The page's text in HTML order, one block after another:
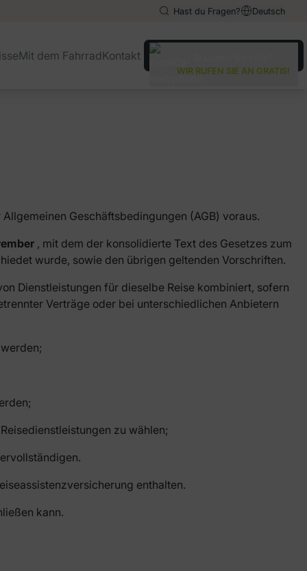
Hast du Fragen? Deutsch
English
English
Mit dem FahrradKontakt
WIR RUFEN SIE AN GRATIS!
Geschäftsbedingungen (AGB) voraus.
, mit dem der konsolidierte Text des Gesetzes zum
wurde, sowie den übrigen geltenden Vorschriften.
Dienstleistungen für dieselbe Reise kombiniert, sofern
Verträge oder bei unterschiedlichen Anbietern
zu wählen;
enthalten.
kann.